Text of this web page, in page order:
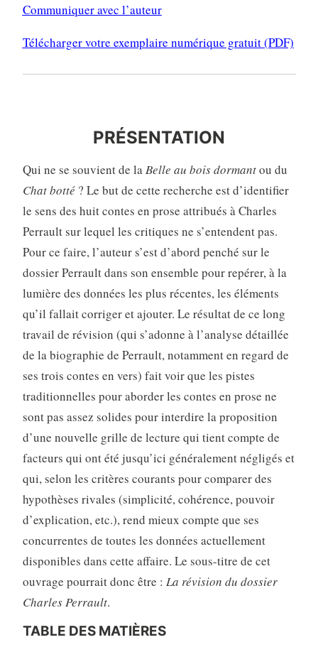
Communiquer avec l’auteur
Télécharger votre exemplaire numérique gratuit (PDF)
PRÉSENTATION
Qui ne se souvient de laBelle au bois dormantou du
Chat botté? Le but de cette recherche est d’identifier
le sens des huit contes en prose attribués à Charles
Perrault sur lequel les critiques ne s’entendent pas.
Pour ce faire, l’auteur s’est d’abord penché sur le
dossier Perrault dans son ensemble pour repérer, à la
lumière des données les plus récentes, les éléments
qu’il fallait corriger et ajouter. Le résultat de ce long
travail de révision (qui s’adonne à l’analyse détaillée
de la biographie de Perrault, notamment en regard de
ses trois contes en vers) fait voir que les pistes
traditionnelles pour aborder les contes en prose ne
sont pas assez solides pour interdire la proposition
d’une nouvelle grille de lecture qui tient compte de
facteurs qui ont été jusqu’ici généralement négligés et
qui, selon les critères courants pour comparer des
hypothèses rivales (simplicité, cohérence, pouvoir
d’explication, etc.), rend mieux compte que ses
concurrentes de toutes les données actuellement
disponibles dans cette affaire. Le sous-titre de cet
ouvrage pourrait donc être : La révision du dossier
Charles Perrault.
TABLE DES MATIÈRES